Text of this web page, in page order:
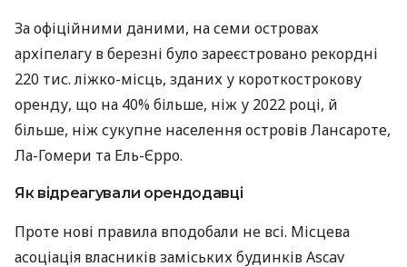
За офіційними даними, на семи островах
архіпелагу в березні було зареєстровано рекордні
220 тис. ліжко-місць, зданих у короткострокову
оренду, що на 40% більше, ніж у 2022 році, й
більше, ніж сукупне населення островів Лансароте,
Ла-Гомери та Ель-Єрро.
Як відреагували орендодавці
Проте нові правила вподобали не всі. Місцева
асоціація власників заміських будинків Ascav